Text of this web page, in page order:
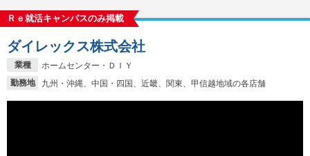
Ｒｅ就活キャンパスのみ掲載
業種
ホームセンター・ＤＩＹ
勤務地
九州・沖縄、中国・四国、近畿、関東、甲信越地域の各店舗
ダイレックス株式会社